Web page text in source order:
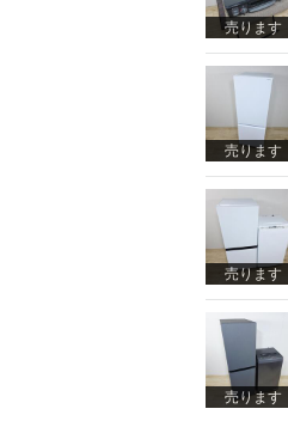
売ります
売ります
売ります
売ります